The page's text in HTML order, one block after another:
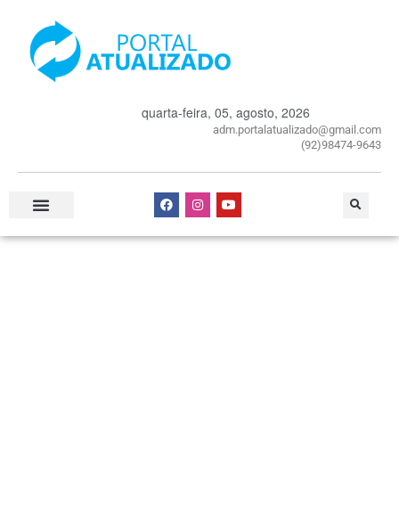
quarta-feira, 05, agosto, 2026
adm.portalatualizado@gmail.com
(92)98474-9643